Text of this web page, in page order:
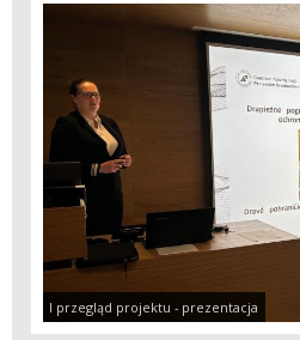
I przegląd projektu - prezentacja